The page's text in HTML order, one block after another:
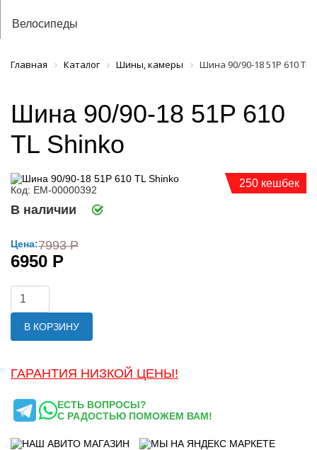
Велосипеды
Главная Каталог Шины, камеры Шина 90/90-18 51P 610 TL
Шина 90/90-18 51P 610
TL Shinko
250 кешбек
Код: ЕМ-00000392
В наличии
Цена:7993 Р
6950 Р
В КОРЗИНУ
ГАРАНТИЯ НИЗКОЙ ЦЕНЫ!
ЕСТЬ ВОПРОСЫ?
С РАДОСТЬЮ ПОМОЖЕМ ВАМ!